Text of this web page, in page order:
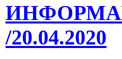
/20.04.2020